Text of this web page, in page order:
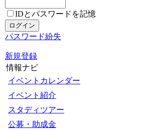
IDとパスワードを記憶
パスワード紛失
新規登録
情報ナビ
イベントカレンダー
イベント紹介
スタディツアー
公募・助成金